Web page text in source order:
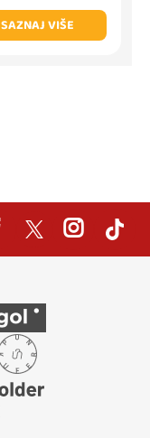
SAZNAJ VIŠE